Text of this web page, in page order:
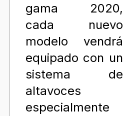
gama 2020,
cada nuevo
modelo vendrá
equipado con un
sistema de
altavoces
especialmente